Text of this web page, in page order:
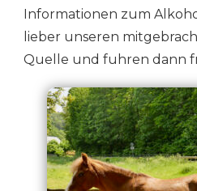
Informationen zum
lieber unseren
Quelle und fuhren dann